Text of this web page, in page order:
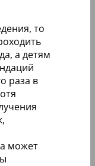
то
а детям
раза в
может